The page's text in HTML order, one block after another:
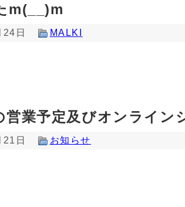
m(__)m
日 MALKI
営業予定及びオンライン
日 お知らせ